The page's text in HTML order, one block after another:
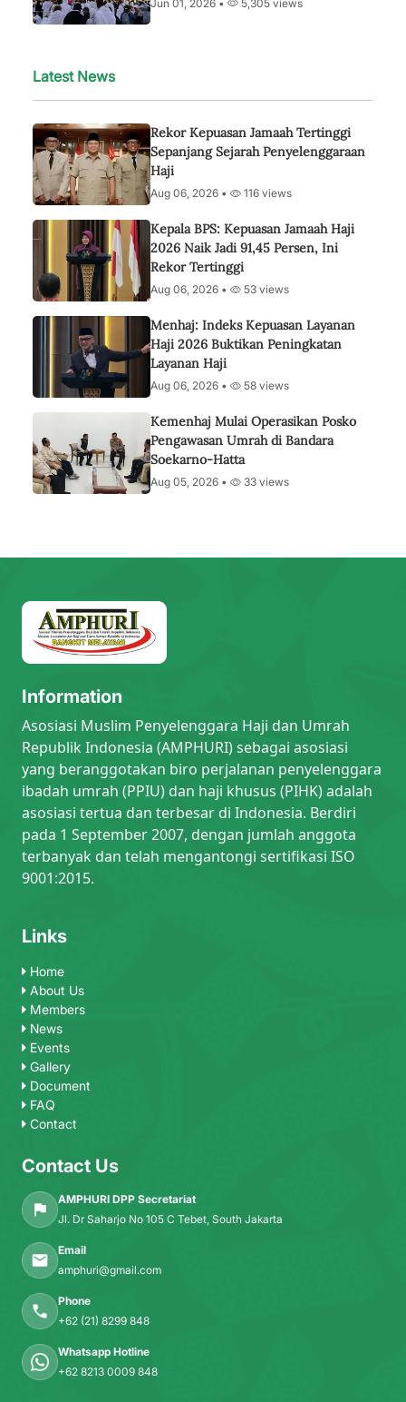
Jun 01, 2026 • 5,305 views
Latest News
Rekor Kepuasan Jamaah Tertinggi
Sepanjang Sejarah Penyelenggaraan
Haji
Aug 06, 2026 • 116 views
Kepala BPS: Kepuasan Jamaah Haji
2026 Naik Jadi 91,45 Persen, Ini
Rekor Tertinggi
Aug 06, 2026 • 53 views
Menhaj: Indeks Kepuasan Layanan
Haji 2026 Buktikan Peningkatan
Layanan Haji
Aug 06, 2026 • 58 views
Kemenhaj Mulai Operasikan Posko
Pengawasan Umrah di Bandara
Soekarno-Hatta
Aug 05, 2026 • 33 views
Information
Asosiasi Muslim Penyelenggara Haji dan Umrah
Republik Indonesia (AMPHURI) sebagai asosiasi
yang beranggotakan biro perjalanan penyelenggara
ibadah umrah (PPIU) dan haji khusus (PIHK) adalah
asosiasi tertua dan terbesar di Indonesia. Berdiri
pada 1 September 2007, dengan jumlah anggota
terbanyak dan telah mengantongi sertifikasi ISO
9001:2015.
Links
Home
About Us
Members
News
Events
Gallery
Document
FAQ
Contact
Contact Us
AMPHURI DPP Secretariat
Jl. Dr Saharjo No 105 C Tebet, South Jakarta
Email
amphuri@gmail.com
Phone
+62 (21) 8299 848
Whatsapp Hotline
+62 8213 0009 848